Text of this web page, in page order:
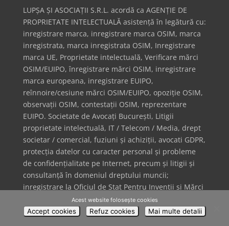
LUPȘA ȘI ASOCIAȚII S.R.L. acordă ca AGENȚIE DE
PROPRIETATE INTELECTUALĂ asistență în legătură cu:
inregistrare marca, inregistrare marca OSIM, marca
inregistrata, marca inregistrata OSIM, Inregistrare
marca UE, Proprietate intelectuală, Verificare mărci
OSIM/EUIPO, înregistrare mărci OSIM, inregistrare
marca europeana, inregistrare EUIPO,
reînnoire/cesiune mărci OSIM/EUIPO, opoziție OSIM,
observații OSIM, contestații OSIM, reprezentare
EUIPO. Societate de Avocați București, Litigii
proprietate intelectuală, IT / Telecom / Media, drept
societar / comercial, fuziuni și achiziții, avocati GDPR,
protecția datelor cu caracter personal și probleme
de confidențialitate pe Internet, precum și litigii și
consultanță în domeniul dreptului muncii;
inregistrare la Oficiul de Stat Pentru Invenții și Mărci
(OSIM) + inregistrare Oficiul European pentru Mărci
și Design (EUIPO); inregistrare marca internationala
Acest website folosește cookies
Accept cookies Refuz cookies Mai multe detalii